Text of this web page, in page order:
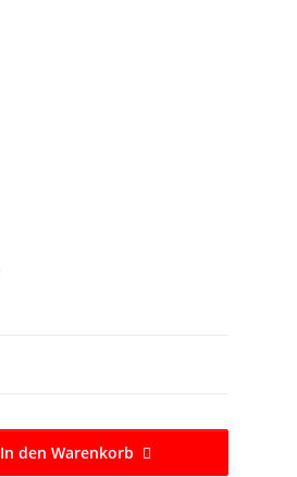
In den Warenkorb